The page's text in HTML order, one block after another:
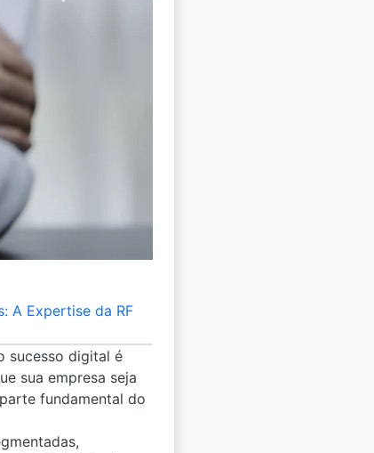
A Expertise da RF
sucesso digital é
sua empresa seja
fundamental do